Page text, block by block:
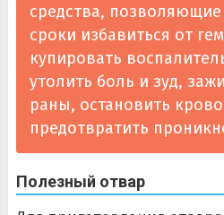
средства, позволяющие
сроки избавиться от
купировать
утолить боль и зуд,
раны, остановить
предотвратить
Полезный отвар